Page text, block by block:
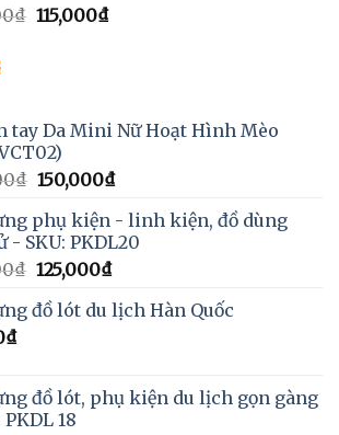
₫ 115,000₫
tay Da Mini Nữ Hoạt Hình Mèo
₫ 150,000₫
phụ kiện - linh kiện, đồ dùng
- SKU: PKDL20
₫ 125,000₫
đồ lót du lịch Hàn Quốc
₫
đồ lót, phụ kiện du lịch gọn gàng
PKDL 18